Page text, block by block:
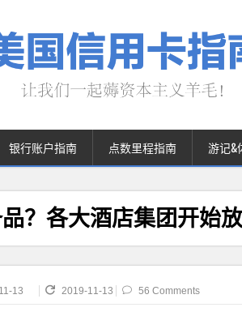
银行账户指南 点数里程指南 游记&
？各大酒店集团开始
13 2019-11-13 56 Comments